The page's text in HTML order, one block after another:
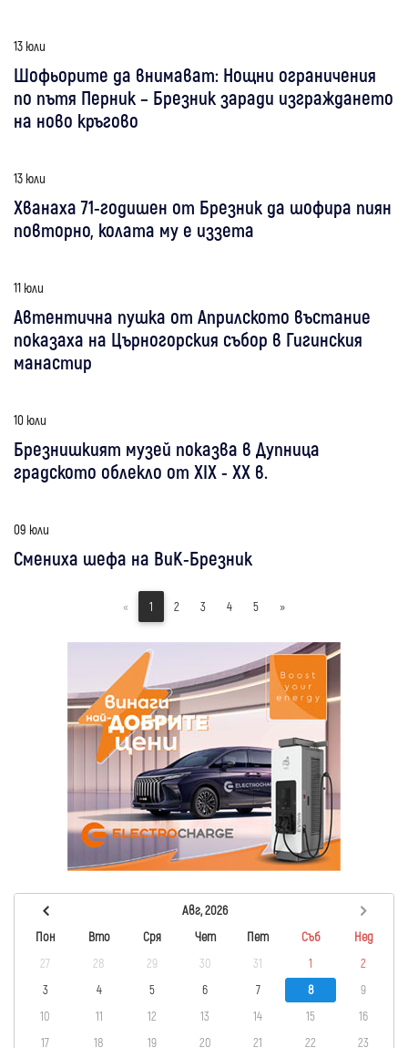
13 юли
Шофьорите да внимават: Нощни ограничения
по пътя Перник – Брезник заради изграждането
на ново кръгово
13 юли
Хванаха 71-годишен от Брезник да шофира пиян
повторно, колата му е иззета
11 юли
Автентична пушка от Априлското въстание
показаха на Църногорския събор в Гигинския
манастир
10 юли
Брезнишкият музей показва в Дупница
градското облекло от XIX - XX в.
09 юли
Смениха шефа на ВиК-Брезник
« 1 2 3 4 5 »
Авг, 2026
Пон
Вто Сря Чет Пет Съб
Нед
27
28 29 30 31 1
2
3
4 5 6 7 8
9
10
11 12 13 14 15
16
17
18 19 20 21 22 23